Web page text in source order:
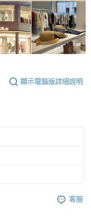
顯示電腦版詳細說明
客服